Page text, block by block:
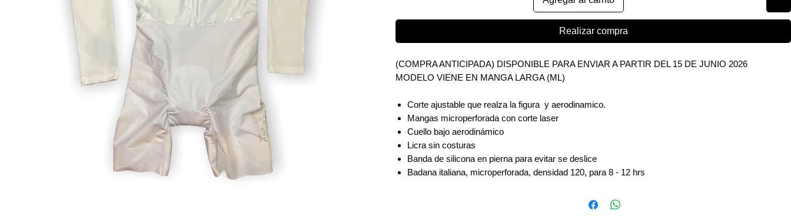
Realizar compra
(COMPRA ANTICIPADA) DISPONIBLE PARA ENVIAR A PARTIR DEL 15 DE JUNIO 2026
MODELO VIENE EN MANGA LARGA (ML)
Corte ajustable que realza la figura y aerodinamico.
Mangas microperforada con corte laser
Cuello bajo aerodinámico
Licra sin costuras
Banda de silicona en pierna para evitar se deslice
Badana italiana, microperforada, densidad 120, para 8 - 12 hrs